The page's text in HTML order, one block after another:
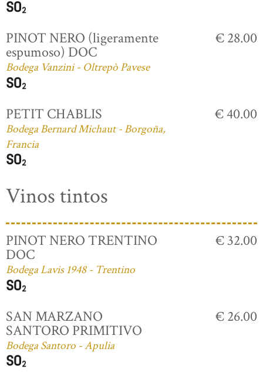
PINOT NERO (ligeramente
espumoso) DOC
Bodega Vanzini - Oltrepò Pavese
€ 28.00
PETIT CHABLIS
Bodega Bernard Michaut - Borgoña,
Francia
€ 40.00
Vinos tintos
PINOT NERO TRENTINO
DOC
Bodega Lavis 1948 - Trentino
€ 32.00
SAN MARZANO
SANTORO PRIMITIVO
Bodega Santoro - Apulia
€ 26.00